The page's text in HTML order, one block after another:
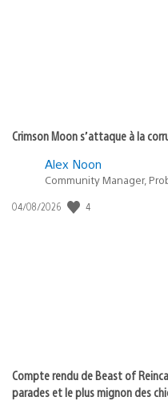
Crimson Moon s’attaque à la
Alex Noon
Community Manager,
Date
04/08/2026 4
Compte rendu de Beast of
parades et le plus mignon des